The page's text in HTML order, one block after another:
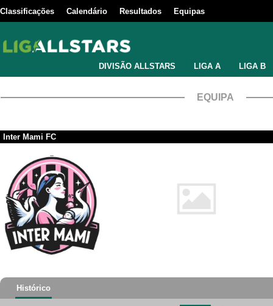
Classificações Calendário Resultados Equipas
DIVISÃO ALLSTARS LIGA A LIGA B
EQUIPA
Inter Mami FC
Histórico